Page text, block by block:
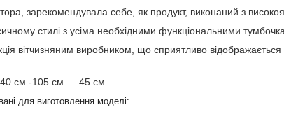
зарекомендувала себе, як продукт, виконаний з
стилі з усіма необхідними функціональними
вітчизняним виробником, що сприятливо відображається
см -105 см ― 45 см
для виготовлення моделі: